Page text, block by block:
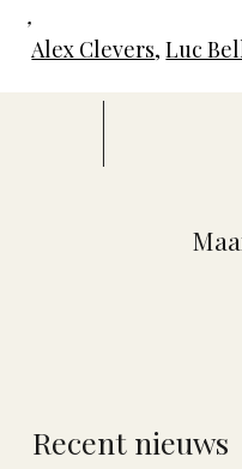
,
Alex Clevers,Luc
Recent nieuws